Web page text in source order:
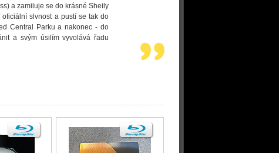
a zamiluje se do krásné Sheily
slvnost a pustí se tak do
Central Parku a nakonec - do
a svým úsilím vyvolává řadu